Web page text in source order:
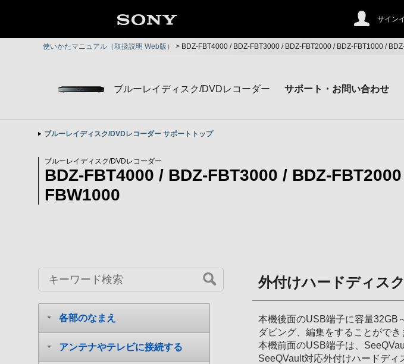
サイン
使いかたマニュアル（取扱説明 Web版） > BDZ-FBT4000 / BDZ-FBT3000 / BDZ-FBT2000 / BDZ-FBT1000 /
ブルーレイディスク/DVDレコーダー サポート・お問い合わせ
ブルーレイディスク/DVDレコーダー サポートトップ
ブルーレイディスク/DVDレコーダー
BDZ-FBT4000 / BDZ-FBT3000 / BDZ-
FBW1000
各部のなまえ
アンテナやテレビに接続する
外付けハードディス
本機後面のUSB端子に容量32GB
ダビング、編集をすることができ
本機前面のUSB端子は、
SeeQVault対応外付けハードデ